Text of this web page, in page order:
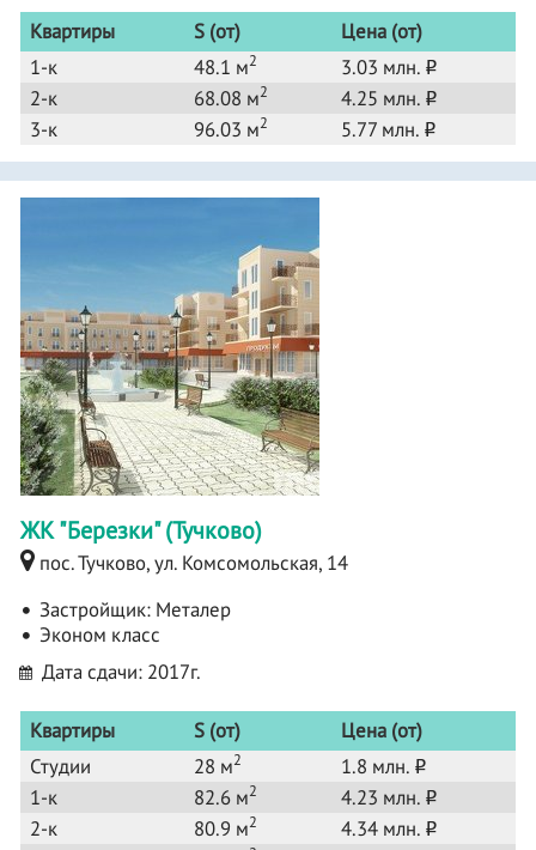
Квартиры S (от)
Цена (от)
1-к
48.1 м2 3.03 млн. o
2-к 68.08 м2 4.25 млн. o
3-к 96.03 м2 5.77 млн. o
ЖК "Березки" (Тучково)
пос. Тучково, ул. Комсомольская, 14
Застройщик: Металер
Эконом класс
Дата сдачи: 2017г.
Квартиры S (от)
Цена (от)
Студии
28 м2 1.8 млн. o
1-к 82.6 м2 4.23 млн. o
2-к 80.9 м2 4.34 млн. o